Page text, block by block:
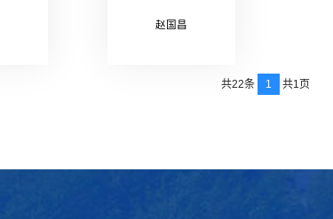
赵国昌
共22条 1 共1页